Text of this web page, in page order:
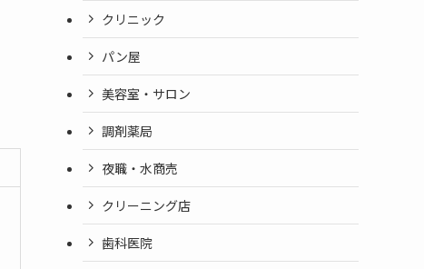
クリニック
パン屋
美容室・サロン
調剤薬局
夜職・水商売
クリーニング店
歯科医院